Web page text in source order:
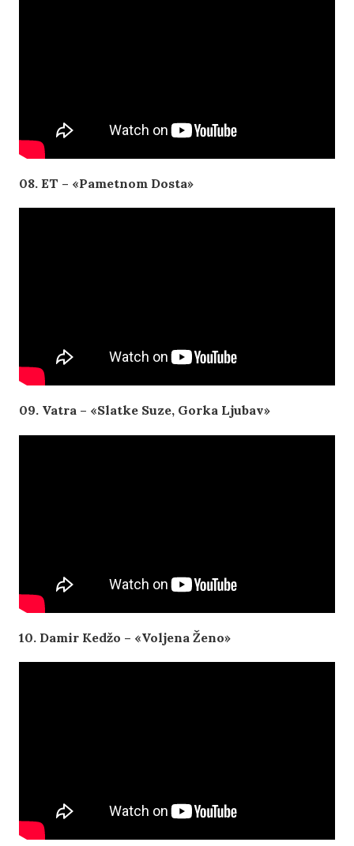
08. ET – «Pametnom Dosta»
09. Vatra – «Slatke Suze, Gorka Ljubav»
10. Damir Kedžo – «Voljena Ženo»